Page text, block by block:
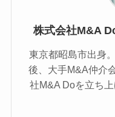
株式会社M&A
東京都昭島市出身
後、大手M&A仲介
社M&A Doを立ち